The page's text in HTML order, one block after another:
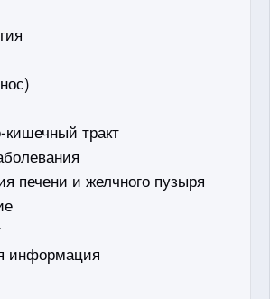
тракт
печени и желчного пузыря
информация